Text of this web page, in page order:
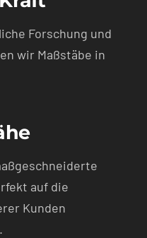
Forschung und
wir Maßstäbe in
auf die
Kunden